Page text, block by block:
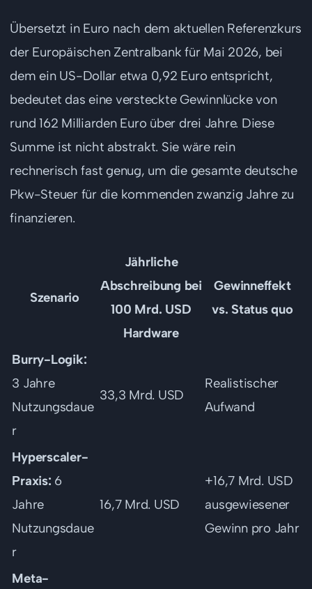
Übersetzt in Euro nach dem aktuellen Referenzkurs
der Europäischen Zentralbank für Mai 2026, bei
dem ein US-Dollar etwa 0,92 Euro entspricht,
bedeutet das eine versteckte Gewinnlücke von
rund 162 Milliarden Euro über drei Jahre. Diese
Summe ist nicht abstrakt. Sie wäre rein
rechnerisch fast genug, um die gesamte deutsche
Pkw-Steuer für die kommenden zwanzig Jahre zu
finanzieren.
Szenario
Jährliche
Abschreibung bei
100 Mrd. USD
Hardware
Gewinneffekt
vs. Status quo
Burry-Logik:
3 Jahre
Nutzungsdaue
r
33,3 Mrd. USD
Realistischer
Aufwand
Hyperscaler-
Praxis: 6
Jahre
Nutzungsdaue
r
16,7 Mrd. USD
+16,7 Mrd. USD
ausgewiesener
Gewinn pro Jahr
Meta-